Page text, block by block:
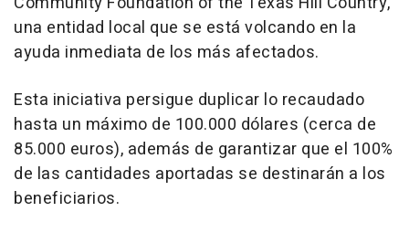
una entidad local que se está volcando en la
ayuda inmediata de los más afectados.
Esta iniciativa persigue duplicar lo recaudado
hasta un máximo de 100.000 dólares (cerca de
85.000 euros), además de garantizar que el 100%
de las cantidades aportadas se destinarán a los
beneficiarios.